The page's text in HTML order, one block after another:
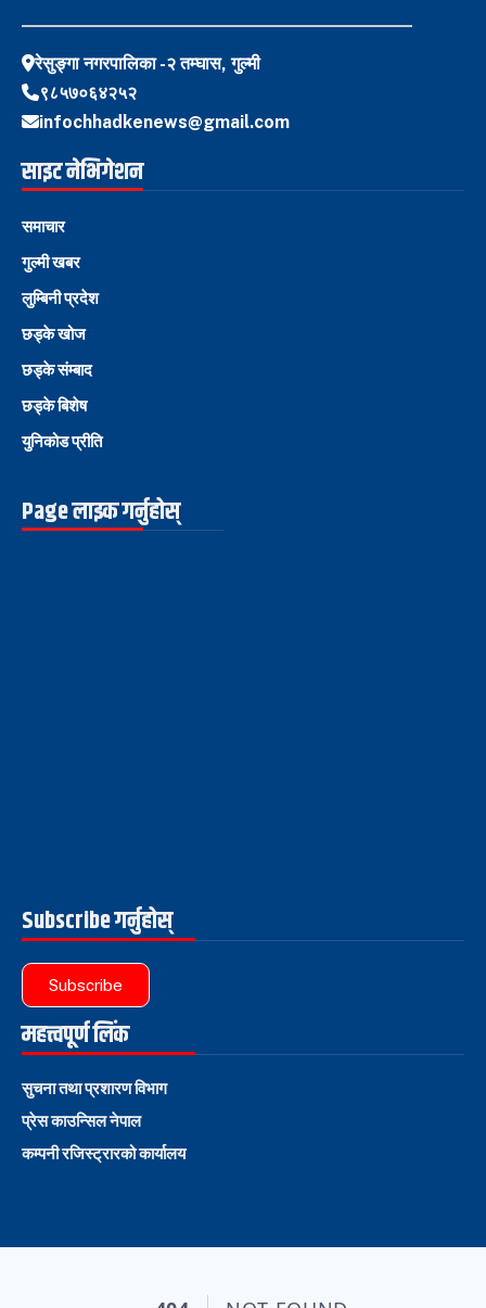
रेसुङ्गा नगरपालिका -२ तम्घास, गुल्मी
९८५७०६४२५२
infochhadkenews@gmail.com
साइट नेभिगेशन
समाचार
गुल्मी खबर
लुम्बिनी प्रदेश
छड्के खोज
छड्के संम्बाद
छड्के बिशेष
युनिकोड प्रीति
Page लाइक गर्नुहोस्
Subscribe गर्नुहोस्
Subscribe
महत्त्वपूर्ण लिंक
सुचना तथा प्रशारण विभाग
प्रेस काउन्सिल नेपाल
कम्पनी रजिस्ट्रारको कार्यालय